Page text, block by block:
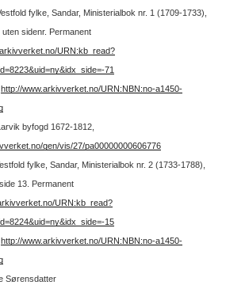
fylke, Sandar, Ministerialbok nr. 1 (1709-1733),
sidenr. Permanent
URN:kb_read?
71
http://www.arkivverket.no/URN:NBN:no-a1450-
byfogd 1672-1812,
gen/vis/27/pa00000000606776
fylke, Sandar, Ministerialbok nr. 2 (1733-1788),
13. Permanent
URN:kb_read?
15
http://www.arkivverket.no/URN:NBN:no-a1450-
Sørensdatter